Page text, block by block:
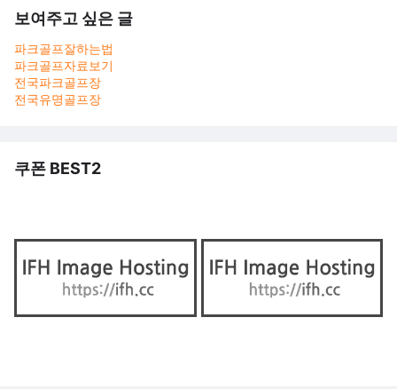
보여주고 싶은 글
파크골프잘하는법
파크골프자료보기
전국파크골프장
전국유명골프장
쿠폰 BEST2